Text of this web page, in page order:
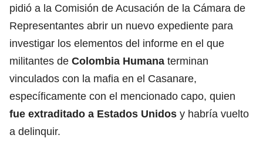
pidió a la Comisión de Acusación de la Cámara de
Representantes abrir un nuevo expediente para
investigar los elementos del informe en el que
militantes de Colombia Humana terminan
vinculados con la mafia en el Casanare,
específicamente con el mencionado capo, quien
fue extraditado a Estados Unidos y habría vuelto
a delinquir.